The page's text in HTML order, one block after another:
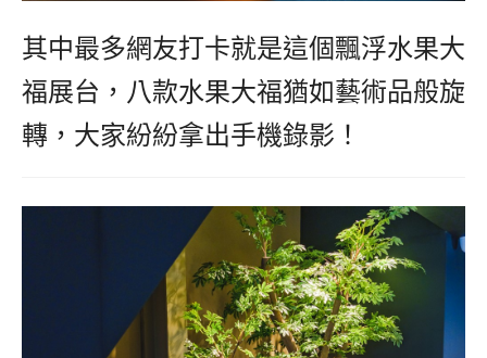
其中最多網友打卡就是這個飄浮水果大
福展台，八款水果大福猶如藝術品般旋
轉，大家紛紛拿出手機錄影！